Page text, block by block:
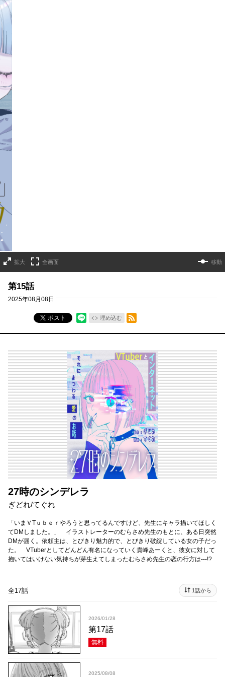
拡大 全画面 移動
第15話
2025年08月08日
ポスト 埋め込む
RSSフィード
27時のシンデレラ
ぎどれ/てぐれ
「いまＶTｕｂｅｒやろうと思ってるんですけど、先生にキャラ描いてほしく
てDMしました。」 イラストレーターのむらさめ先生のもとに、ある日突然
DMが届く。依頼主は、とびきり魅力的で、とびきり破綻している女の子だっ
た。 VTuberとしてどんどん有名になっていく貴峰あーくと、彼女に対して
抱いてはいけない気持ちが芽生えてしまったむらさめ先生の恋の行方は---!?
全17話 1話から
2026/01/28
第17話
無料
2025/08/08